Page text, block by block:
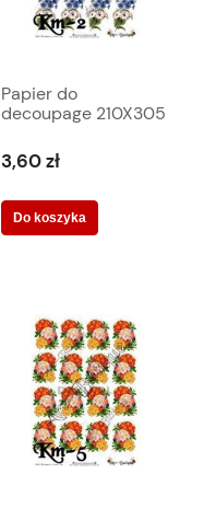
Papier do
decoupage 210X305
1884
3,60 zł
Do koszyka